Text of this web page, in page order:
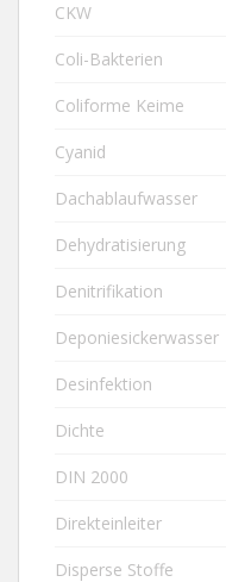
CKW
Coli-Bakterien
Coliforme Keime
Cyanid
Dachablaufwasser
Dehydratisierung
Denitrifikation
Deponiesickerwasser
Desinfektion
Dichte
DIN 2000
Direkteinleiter
Disperse Stoffe